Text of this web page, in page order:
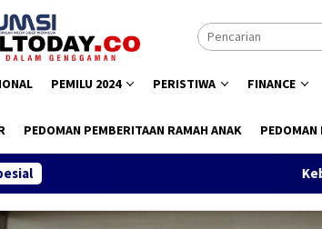
PEMILU 2024 PERISTIWA FINANCE
PEDOMAN PEMBERITAAN RAMAH ANAK PEDOMAN
Kebijakan SPK